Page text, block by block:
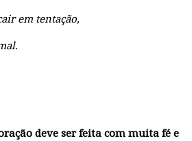
em tentação,
deve ser feita com muita fé e